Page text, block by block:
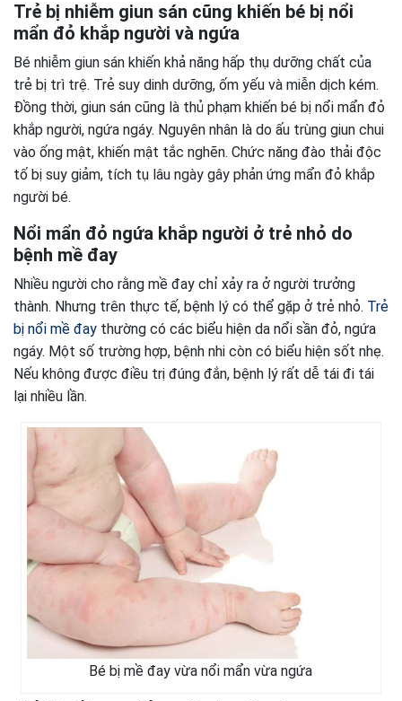
Trẻ bị nhiễm giun sán cũng khiến bé bị nổi
mẩn đỏ khắp người và ngứa
Bé nhiễm giun sán khiến khả năng hấp thụ dưỡng chất của
trẻ bị trì trệ. Trẻ suy dinh dưỡng, ốm yếu và miễn dịch kém.
Đồng thời, giun sán cũng là thủ phạm khiến bé bị nổi mẩn đỏ
khắp người, ngứa ngáy. Nguyên nhân là do ấu trùng giun chui
vào ống mật, khiến mật tắc nghẽn. Chức năng đào thải độc
tố bị suy giảm, tích tụ lâu ngày gây phản ứng mẩn đỏ khắp
người bé.
Nổi mẩn đỏ ngứa khắp người ở trẻ nhỏ do
bệnh mề đay
Nhiều người cho rằng mề đay chỉ xảy ra ở người trưởng
thành. Nhưng trên thực tế, bệnh lý có thể gặp ở trẻ nhỏ. Trẻ
bị nổi mề đay thường có các biểu hiện da nổi sần đỏ, ngứa
ngáy. Một số trường hợp, bệnh nhi còn có biểu hiện sốt nhẹ.
Nếu không được điều trị đúng đắn, bệnh lý rất dễ tái đi tái
lại nhiều lần.
Bé bị mề đay vừa nổi mẩn vừa ngứa